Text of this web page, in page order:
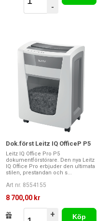
-
Dok.först Leitz IQ OfficeP P5
Leitz IQ Office Pro P5
dokumentförstörare. Den nya Leitz
IQ Office Pro erbjuder den ultimata
stilen, prestandan och s...
Art nr. 8554155
8 700,00 kr
+
Köp